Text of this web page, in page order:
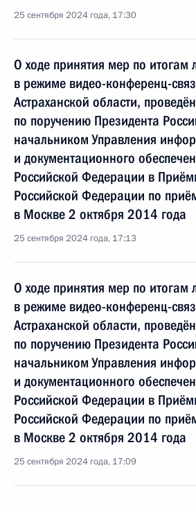
25 сентября 2024 года, 17:30
О ходе принятия мер по итогам
в режиме видео-конференц-
Астраханской области,
по поручению Президента
начальником Управления
и документационного
Российской Федерации в
Российской Федерации по
в Москве 2 октября 2014 года
25 сентября 2024 года, 17:13
О ходе принятия мер по итогам
в режиме видео-конференц-
Астраханской области,
по поручению Президента
начальником Управления
и документационного
Российской Федерации в
Российской Федерации по
в Москве 2 октября 2014 года
25 сентября 2024 года, 17:09